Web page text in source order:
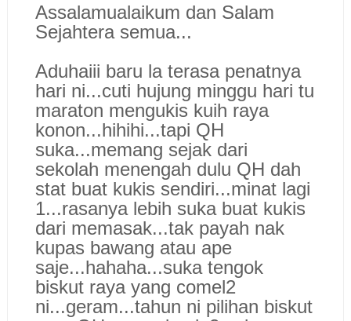
Assalamualaikum dan Salam
Sejahtera semua...
Aduhaiii baru la terasa penatnya
hari ni...cuti hujung minggu hari tu
maraton mengukis kuih raya
konon...hihihi...tapi QH
suka...memang sejak dari
sekolah menengah dulu QH dah
stat buat kukis sendiri...minat lagi
1...rasanya lebih suka buat kukis
dari memasak...tak payah nak
kupas bawang atau ape
saje...hahaha...suka tengok
biskut raya yang comel2
ni...geram...tahun ni pilihan biskut